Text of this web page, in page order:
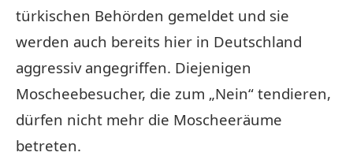
türkischen Behörden gemeldet und sie
werden auch bereits hier in Deutschland
aggressiv angegriffen. Diejenigen
Moscheebesucher, die zum „Nein“ tendieren,
dürfen nicht mehr die Moscheeräume
betreten.